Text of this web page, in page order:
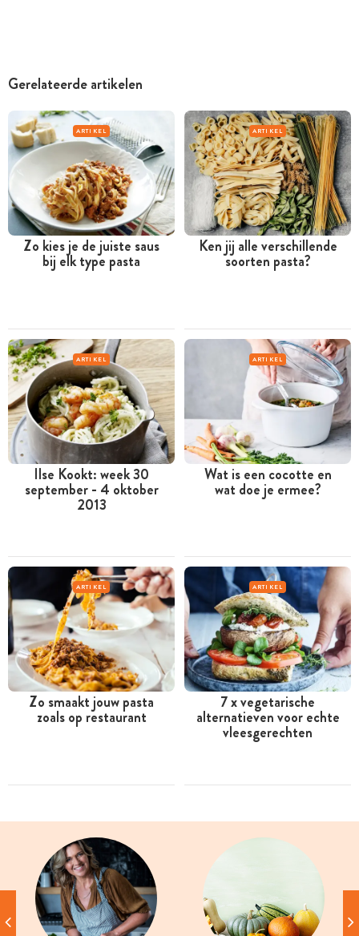
Gerelateerde artikelen
ARTIKEL
Zo kies je de juiste saus
bij elk type pasta
ARTIKEL
Ken jij alle verschillende
soorten pasta?
ARTIKEL
Ilse Kookt: week 30
september - 4 oktober
2013
ARTIKEL
Wat is een cocotte en
wat doe je ermee?
ARTIKEL
Zo smaakt jouw pasta
zoals op restaurant
ARTIKEL
7 x vegetarische
alternatieven voor echte
vleesgerechten